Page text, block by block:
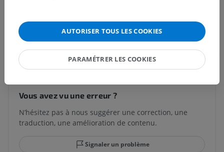
Traductions
Vous avez vu une erreur ?
N’hésitez pas à nous suggérer une correction, une
traduction, une amélioration de contenu.
Signaler un problème
AUTORISER TOUS LES COOKIES
PARAMÉTRER LES COOKIES